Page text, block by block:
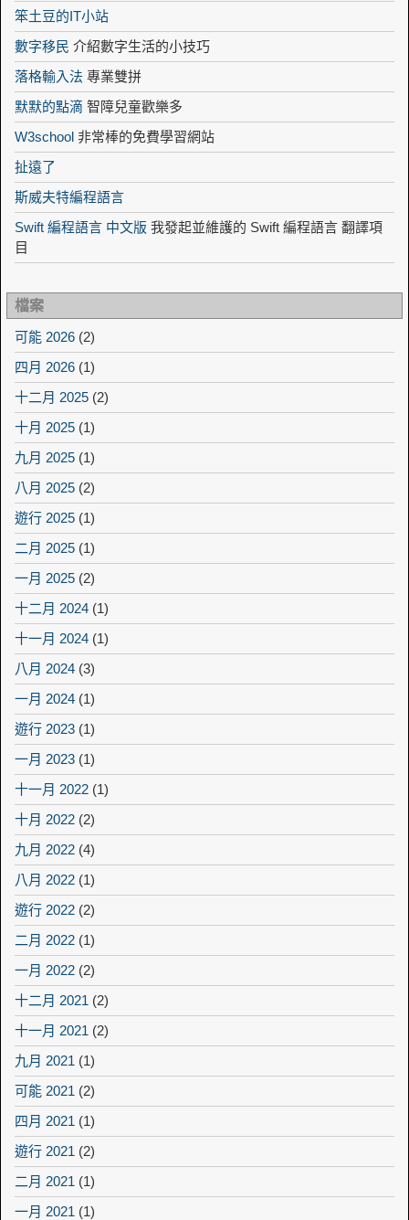
笨土豆的IT小站
數字移民 介紹數字生活的小技巧
落格輸入法 專業雙拼
默默的點滴 智障兒童歡樂多
W3school 非常棒的免費學習網站
扯遠了
斯威夫特編程語言
Swift 編程語言 中文版 我發起並維護的 Swift 編程語言 翻譯項
目
檔案
可能 2026 (2)
四月 2026 (1)
十二月 2025 (2)
十月 2025 (1)
九月 2025 (1)
八月 2025 (2)
遊行 2025 (1)
二月 2025 (1)
一月 2025 (2)
十二月 2024 (1)
十一月 2024 (1)
八月 2024 (3)
一月 2024 (1)
遊行 2023 (1)
一月 2023 (1)
十一月 2022 (1)
十月 2022 (2)
九月 2022 (4)
八月 2022 (1)
遊行 2022 (2)
二月 2022 (1)
一月 2022 (2)
十二月 2021 (2)
十一月 2021 (2)
九月 2021 (1)
可能 2021 (2)
四月 2021 (1)
遊行 2021 (2)
二月 2021 (1)
一月 2021 (1)